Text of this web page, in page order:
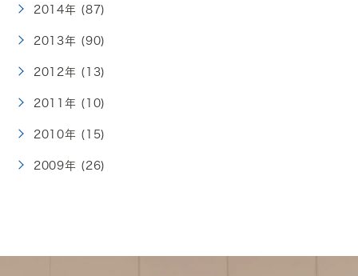
2014年 (87)
2013年 (90)
2012年 (13)
2011年 (10)
2010年 (15)
2009年 (26)